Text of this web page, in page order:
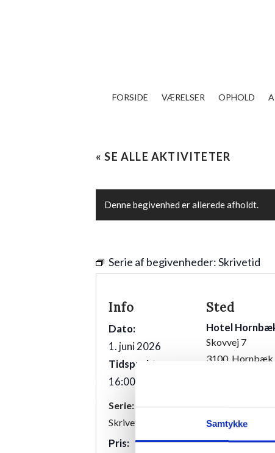
Samtykke
FORSIDE VÆRELSER OPHOLD
« SE ALLE AKTIVITETER
Denne begivenhed er allerede afholdt.
Serie af begivenheder:Skrivetid
Info
Dato:
1. juni 2026
Tidspunkt:
16:00 - 18:00
Serie:
Skrivetid
Pris:
Sted
Hotel
Skovvej 7
3100 Hornbæk